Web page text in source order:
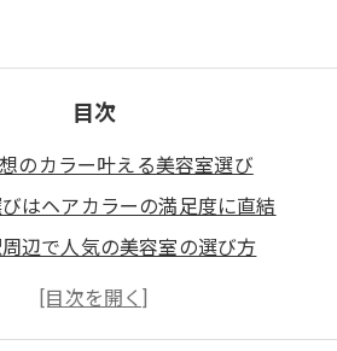
目次
のカラー叶える美容室選び
はヘアカラーの満足度に直結
辺で人気の美容室の選び方
カウンセリングで叶う理想カラー